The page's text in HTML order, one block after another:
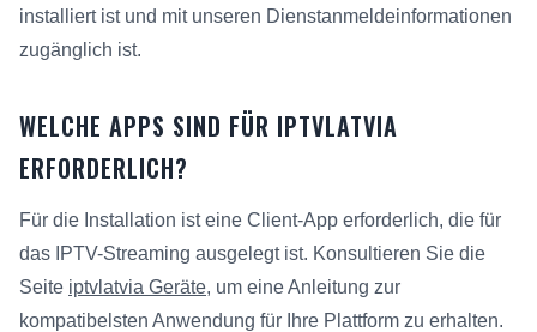
installiert ist und mit unseren Dienstanmeldeinformationen
zugänglich ist.
WELCHE APPS SIND FÜR IPTVLATVIA
ERFORDERLICH?
Für die Installation ist eine Client-App erforderlich, die für
das IPTV-Streaming ausgelegt ist. Konsultieren Sie die
Seite iptvlatvia Geräte, um eine Anleitung zur
kompatibelsten Anwendung für Ihre Plattform zu erhalten.